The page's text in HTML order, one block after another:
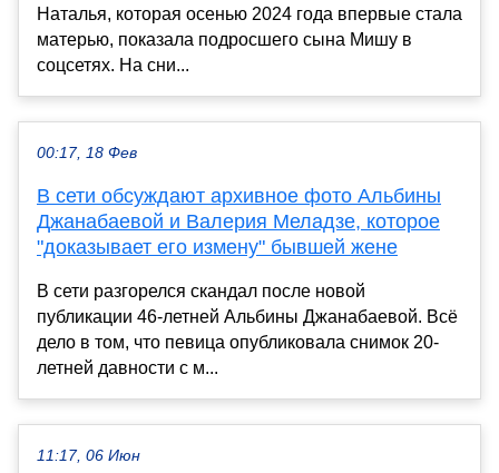
Наталья, которая осенью 2024 года впервые стала
матерью, показала подросшего сына Мишу в
соцсетях. На сни...
00:17, 18 Фев
В сети обсуждают архивное фото Альбины
Джанабаевой и Валерия Меладзе, которое
"доказывает его измену" бывшей жене
В сети разгорелся скандал после новой
публикации 46-летней Альбины Джанабаевой. Всё
дело в том, что певица опубликовала снимок 20-
летней давности с м...
11:17, 06 Июн